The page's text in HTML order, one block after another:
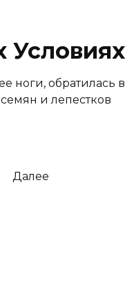
ноги, обратилась в
и лепестков
Далее